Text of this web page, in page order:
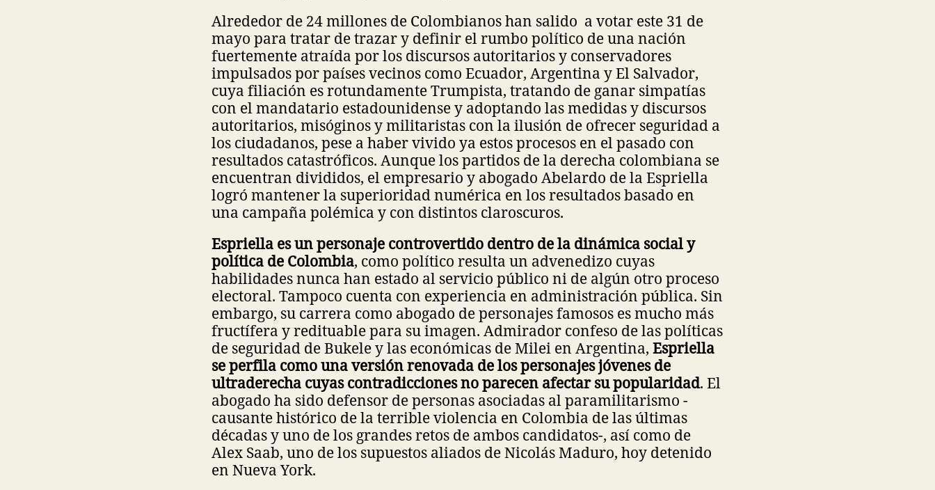
Alrededor de 24 millones de Colombianos han salido a votar este 31 de
mayo para tratar de trazar y definir el rumbo político de una nación
fuertemente atraída por los discursos autoritarios y conservadores
impulsados por países vecinos como Ecuador, Argentina y El Salvador,
cuya filiación es rotundamente Trumpista, tratando de ganar simpatías
con el mandatario estadounidense y adoptando las medidas y discursos
autoritarios, misóginos y militaristas con la ilusión de ofrecer seguridad a
los ciudadanos, pese a haber vivido ya estos procesos en el pasado con
resultados catastróficos. Aunque los partidos de la derecha colombiana se
encuentran divididos, el empresario y abogado Abelardo de la Espriella
logró mantener la superioridad numérica en los resultados basado en
una campaña polémica y con distintos claroscuros.
Espriella es un personaje controvertido dentro de la dinámica social y
política de Colombia, como político resulta un advenedizo cuyas
habilidades nunca han estado al servicio público ni de algún otro proceso
electoral. Tampoco cuenta con experiencia en administración pública. Sin
embargo, su carrera como abogado de personajes famosos es mucho más
fructífera y redituable para su imagen. Admirador confeso de las políticas
de seguridad de Bukele y las económicas de Milei en Argentina, Espriella
se perfila como una versión renovada de los personajes jóvenes de
ultraderecha cuyas contradicciones no parecen afectar su popularidad. El
abogado ha sido defensor de personas asociadas al paramilitarismo -
causante histórico de la terrible violencia en Colombia de las últimas
décadas y uno de los grandes retos de ambos candidatos-, así como de
Alex Saab, uno de los supuestos aliados de Nicolás Maduro, hoy detenido
en Nueva York.